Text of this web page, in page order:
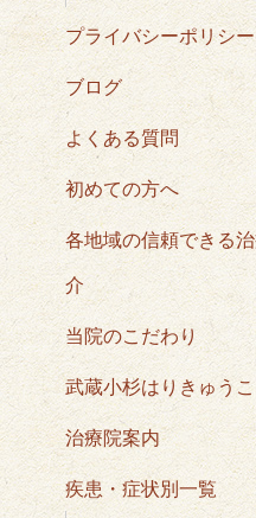
プライバシーポリシー
ブログ
よくある質問
初めての方へ
各地域の信頼できる
介
当院のこだわり
武蔵小杉はりきゅう
治療院案内
疾患・症状別一覧